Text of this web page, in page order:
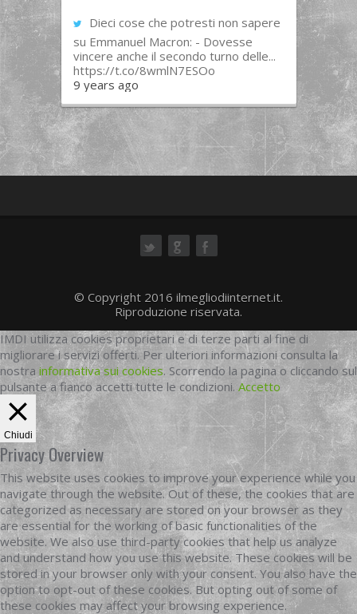
Dieci cose che potresti non sapere
su Emmanuel Macron: - Dovesse
vincere anche il secondo turno delle...
https://t.co/8wmlN7ESOo
9 years ago
© Copyright 2016 ilmegliodiinternet.it.
Riproduzione riservata.
IMDI utilizza cookies proprietari e di terze parti al fine di
migliorare i servizi offerti. Per ulteriori informazioni consulta la
nostra informativa sui cookies. Scorrendo la pagina o cliccando sul
pulsante a fianco accetti tutte le condizioni. Accetto
Chiudi
Privacy Overview
This website uses cookies to improve your experience while you
navigate through the website. Out of these, the cookies that are
categorized as necessary are stored on your browser as they
are essential for the working of basic functionalities of the
website. We also use third-party cookies that help us analyze
and understand how you use this website. These cookies will be
stored in your browser only with your consent. You also have the
option to opt-out of these cookies. But opting out of some of
these cookies may affect your browsing experience.